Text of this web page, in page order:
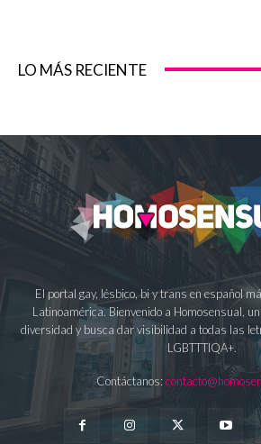
LO MÁS RECIENTE
El portal gay, lésbico, bi y trans en español
Latinoamérica. Bienvenido a Homosensual,
diversidad y busca dar visibilidad a todas las
LGBTTTIQA+.
Contáctanos: